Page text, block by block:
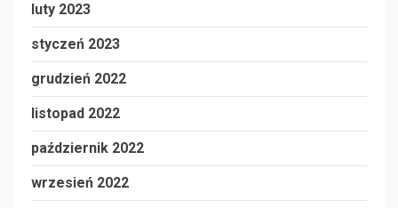
luty 2023
styczeń 2023
grudzień 2022
listopad 2022
październik 2022
wrzesień 2022